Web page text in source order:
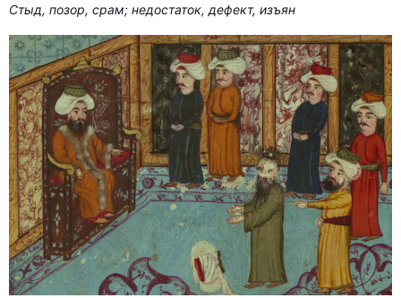
Стыд, позор, срам; недостаток, дефект, изъян